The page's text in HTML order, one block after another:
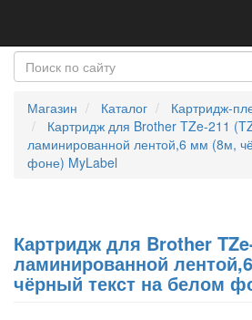
Магазин Каталог Картридж-
Картридж для Brother TZe-211
ламинированной лентой,6 мм (8м,
фоне) MyLabel
Картридж для Brother
ламинированной
чёрный текст на белом